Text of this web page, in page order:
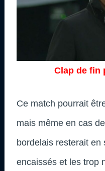
Clap de fin
Ce match pourrait
mais même en cas
bordelais resterait en
encaissés et les trop